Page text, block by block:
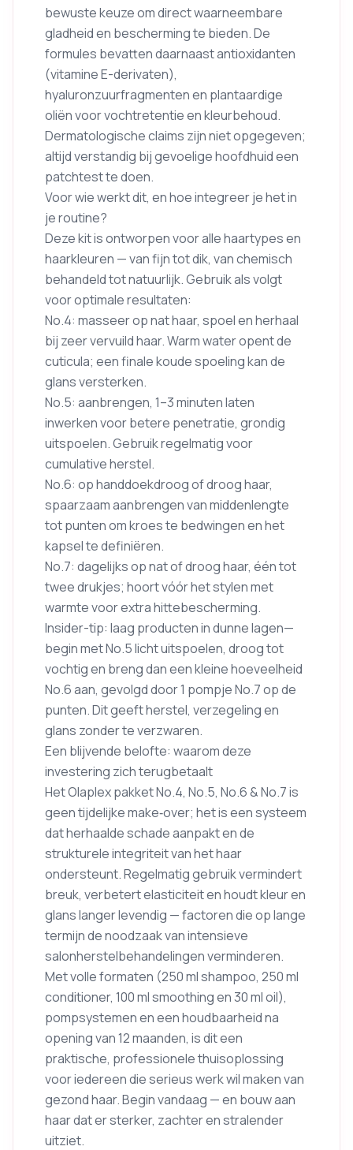
bewuste keuze om direct waarneembare
gladheid en bescherming te bieden. De
formules bevatten daarnaast antioxidanten
(vitamine E-derivaten),
hyaluronzuurfragmenten en plantaardige
oliën voor vochtretentie en kleurbehoud.
Dermatologische claims zijn niet opgegeven;
altijd verstandig bij gevoelige hoofdhuid een
patchtest te doen.
Voor wie werkt dit, en hoe integreer je het in
je routine?
Deze kit is ontworpen voor alle haartypes en
haarkleuren — van fijn tot dik, van chemisch
behandeld tot natuurlijk. Gebruik als volgt
voor optimale resultaten:
No.4: masseer op nat haar, spoel en herhaal
bij zeer vervuild haar. Warm water opent de
cuticula; een finale koude spoeling kan de
glans versterken.
No.5: aanbrengen, 1–3 minuten laten
inwerken voor betere penetratie, grondig
uitspoelen. Gebruik regelmatig voor
cumulative herstel.
No.6: op handdoekdroog of droog haar,
spaarzaam aanbrengen van middenlengte
tot punten om kroes te bedwingen en het
kapsel te definiëren.
No.7: dagelijks op nat of droog haar, één tot
twee drukjes; hoort vóór het stylen met
warmte voor extra hittebescherming.
Insider-tip: laag producten in dunne lagen—
begin met No.5 licht uitspoelen, droog tot
vochtig en breng dan een kleine hoeveelheid
No.6 aan, gevolgd door 1 pompje No.7 op de
punten. Dit geeft herstel, verzegeling en
glans zonder te verzwaren.
Een blijvende belofte: waarom deze
investering zich terugbetaalt
Het Olaplex pakket No.4, No.5, No.6 & No.7 is
geen tijdelijke make‑over; het is een systeem
dat herhaalde schade aanpakt en de
strukturele integriteit van het haar
ondersteunt. Regelmatig gebruik vermindert
breuk, verbetert elasticiteit en houdt kleur en
glans langer levendig — factoren die op lange
termijn de noodzaak van intensieve
salonherstelbehandelingen verminderen.
Met volle formaten (250 ml shampoo, 250 ml
conditioner, 100 ml smoothing en 30 ml oil),
pompsystemen en een houdbaarheid na
opening van 12 maanden, is dit een
praktische, professionele thuisoplossing
voor iedereen die serieus werk wil maken van
gezond haar. Begin vandaag — en bouw aan
haar dat er sterker, zachter en stralender
uitziet.